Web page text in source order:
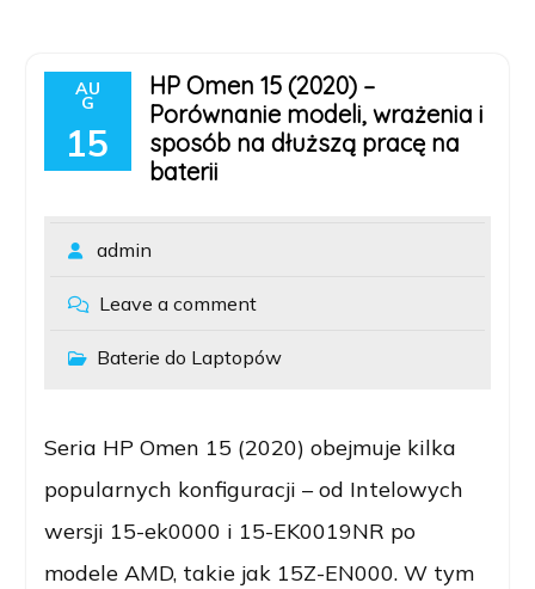
AU
G
15
HP Omen 15 (2020) –
Porównanie modeli, wrażenia i
sposób na dłuższą pracę na
baterii
admin
Leave a comment
Baterie do Laptopów
Seria HP Omen 15 (2020) obejmuje kilka
popularnych konfiguracji – od Intelowych
wersji 15-ek0000 i 15-EK0019NR po
modele AMD, takie jak 15Z-EN000. W tym